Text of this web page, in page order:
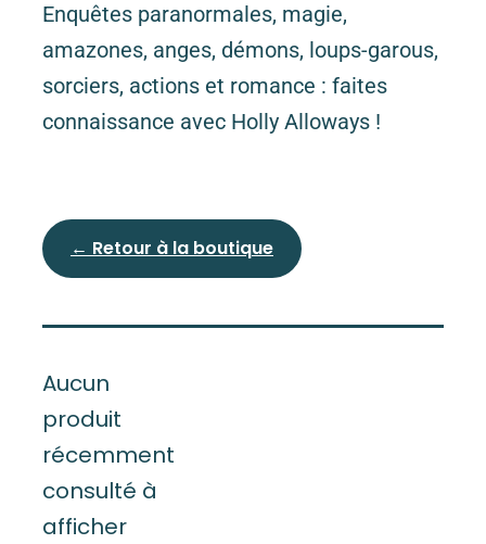
Enquêtes paranormales, magie,
amazones, anges, démons, loups-garous,
sorciers, actions et romance : faites
connaissance avec Holly Alloways !
← Retour à la boutique
Aucun
produit
récemment
consulté à
afficher